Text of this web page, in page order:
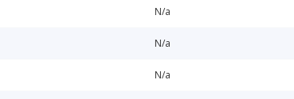
N/a
N/a
N/a